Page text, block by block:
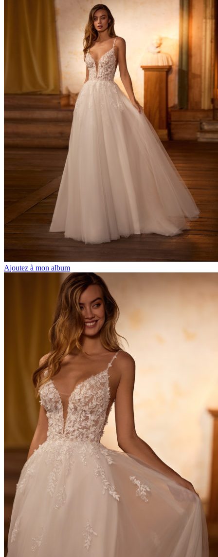
Ajoutez à mon album